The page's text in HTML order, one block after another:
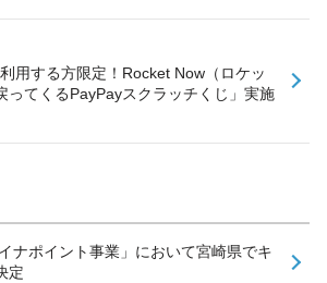
用する方限定！Rocket Now（ロケッ
ってくるPayPayスクラッチくじ」実施
ナポイント事業」において宮崎県でキ
定